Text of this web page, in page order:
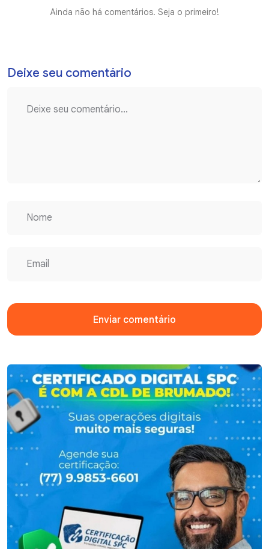
Ainda não há comentários. Seja o primeiro!
Deixe seu comentário
Enviar comentário